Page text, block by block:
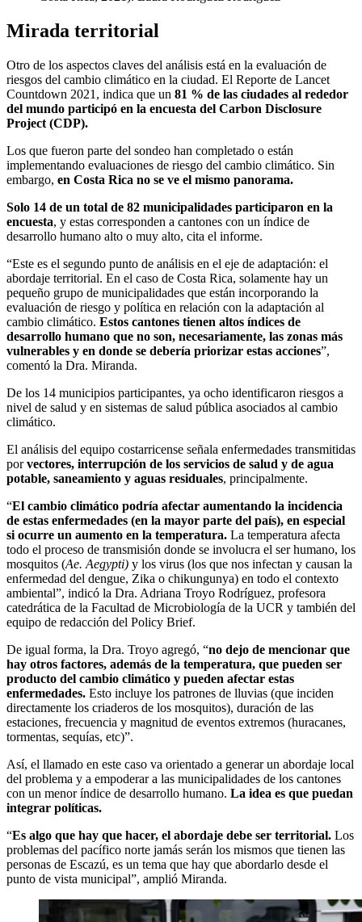
Mirada territorial
Otro de los aspectos claves del análisis está en la evaluación de
riesgos del cambio climático en la ciudad. El Reporte de Lancet
Countdown 2021, indica que un 81 % de las ciudades al rededor
del mundo participó en la encuesta del Carbon Disclosure
Project (CDP).
Los que fueron parte del sondeo han completado o están
implementando evaluaciones de riesgo del cambio climático. Sin
embargo, en Costa Rica no se ve el mismo panorama.
Solo 14 de un total de 82 municipalidades participaron en la
encuesta, y estas corresponden a cantones con un índice de
desarrollo humano alto o muy alto, cita el informe.
“Este es el segundo punto de análisis en el eje de adaptación: el
abordaje territorial. En el caso de Costa Rica, solamente hay un
pequeño grupo de municipalidades que están incorporando la
evaluación de riesgo y política en relación con la adaptación al
cambio climático. Estos cantones tienen altos índices de
desarrollo humano que no son, necesariamente, las zonas más
vulnerables y en donde se debería priorizar estas acciones”,
comentó la Dra. Miranda.
De los 14 municipios participantes, ya ocho identificaron riesgos a
nivel de salud y en sistemas de salud pública asociados al cambio
climático.
El análisis del equipo costarricense señala enfermedades transmitidas
porvectores, interrupción de los servicios de salud y de agua
potable, saneamiento y aguas residuales, principalmente.
“El cambio climático podría afectar aumentando la incidencia
de estas enfermedades (en la mayor parte del país), en especial
si ocurre un aumento en la temperatura. La temperatura afecta
todo el proceso de transmisión donde se involucra el ser humano, los
mosquitos (Ae. Aegypti) y los virus (los que nos infectan y causan la
enfermedad del dengue, Zika o chikungunya) en todo el contexto
ambiental”, indicó la Dra. Adriana Troyo Rodríguez, profesora
catedrática de la Facultad de Microbiología de la UCR y también del
equipo de redacción del Policy Brief.
De igual forma, la Dra. Troyo agregó, “no dejo de mencionar que
hay otros factores, además de la temperatura, que pueden ser
producto del cambio climático y pueden afectar estas
enfermedades. Esto incluye los patrones de lluvias (que inciden
directamente los criaderos de los mosquitos), duración de las
estaciones, frecuencia y magnitud de eventos extremos (huracanes,
tormentas, sequías, etc)”.
Así, el llamado en este caso va orientado a generar un abordaje local
del problema y a empoderar a las municipalidades de los cantones
con un menor índice de desarrollo humano. La idea es que puedan
integrar políticas.
“Es algo que hay que hacer, el abordaje debe ser territorial. Los
problemas del pacífico norte jamás serán los mismos que tienen las
personas de Escazú, es un tema que hay que abordarlo desde el
punto de vista municipal”, amplió Miranda.